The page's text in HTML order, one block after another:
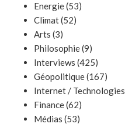
Energie(53)
Climat(52)
Arts (3)
Philosophie(9)
Interviews (425)
Géopolitique(167)
Internet / Technologies
Finance(62)
Médias (53)